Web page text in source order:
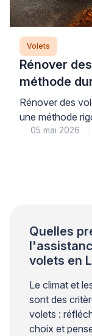
Volets
Rénover
méthode
Rénover des
une méthode
précis du
05 mai 2026
Quelles
volets en
Le climat et
sont des
volets :
choix et